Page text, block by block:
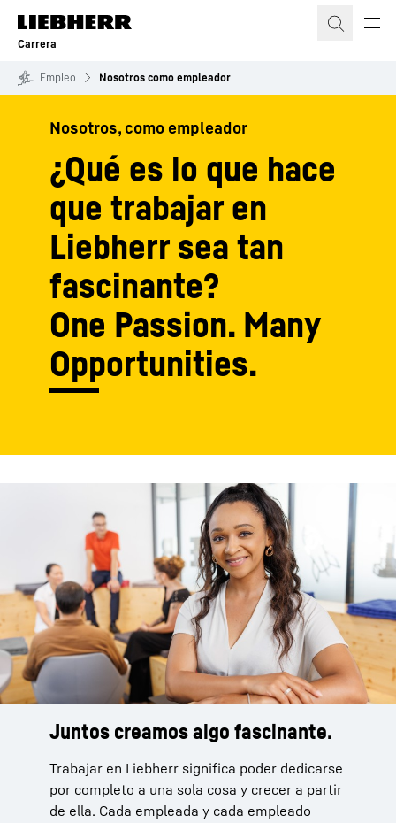
Carrera
Empleo Nosotros como empleador
Nosotros, como empleador
¿Qué es lo que hace
que trabajar en
Liebherr sea tan
fascinante?
One Passion. Many
Opportunities.
Juntos creamos algo fascinante.
Trabajar en Liebherr significa poder dedicarse
por completo a una sola cosa y crecer a partir
de ella. Cada empleada y cada empleado